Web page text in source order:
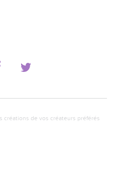
créations de vos créateurs préférés